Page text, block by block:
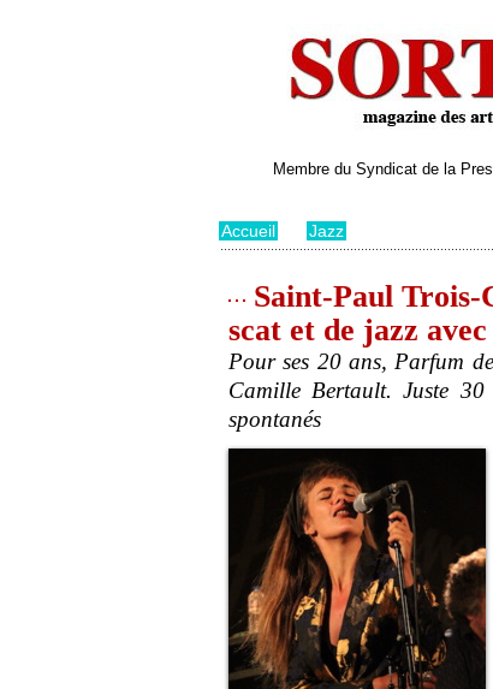
Membre du Syndicat de la
Accueil Jazz
Saint-Paul Trois-
scat et de jazz
Pour ses 20 ans, Parfum
Camille Bertault. Juste
spontanés